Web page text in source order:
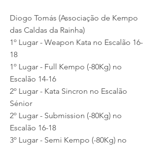
Diogo Tomás (Associação de Kempo
das Caldas da Rainha)
1º Lugar - Weapon Kata no Escalão 16-
18
1º Lugar - Full Kempo (-80Kg) no
Escalão 14-16
2º Lugar - Kata Sincron no Escalão
Sénior
2º Lugar - Submission (-80Kg) no
Escalão 16-18
3º Lugar - Semi Kempo (-80Kg) no